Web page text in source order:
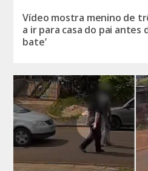
Vídeo mostra menino de
a ir para casa do pai antes
bate’